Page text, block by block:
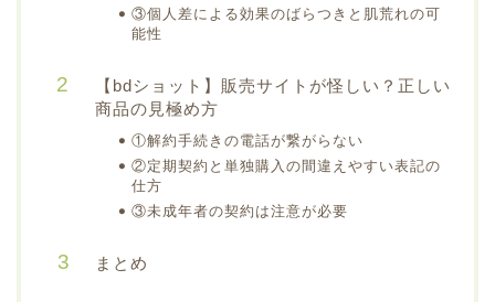
③個人差による効果のばらつきと肌荒れの可
能性
【bdショット】販売サイトが怪しい？正しい
商品の見極め方
①解約手続きの電話が繋がらない
②定期契約と単独購入の間違えやすい表記の
仕方
③未成年者の契約は注意が必要
まとめ